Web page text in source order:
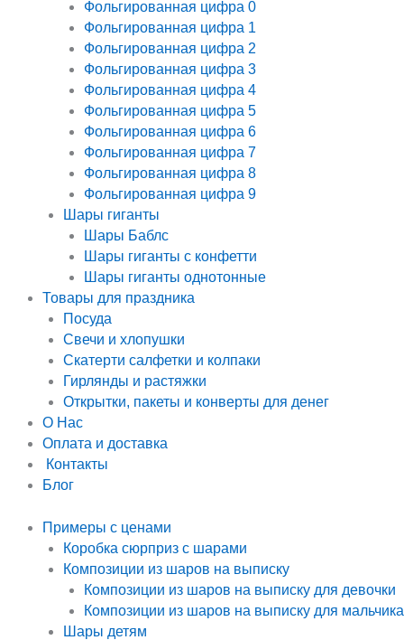
Фольгированная цифра 0
Фольгированная цифра 1
Фольгированная цифра 2
Фольгированная цифра 3
Фольгированная цифра 4
Фольгированная цифра 5
Фольгированная цифра 6
Фольгированная цифра 7
Фольгированная цифра 8
Фольгированная цифра 9
Шары гиганты
Шары Баблс
Шары гиганты с конфетти
Шары гиганты однотонные
Товары для праздника
Посуда
Свечи и хлопушки
Скатерти салфетки и колпаки
Гирлянды и растяжки
Открытки, пакеты и конверты для денег
О Нас
Оплата и доставка
Контакты
Блог
Примеры с ценами
Коробка сюрприз с шарами
Композиции из шаров на выписку
Композиции из шаров на выписку для девочки
Композиции из шаров на выписку для мальчика
Шары детям